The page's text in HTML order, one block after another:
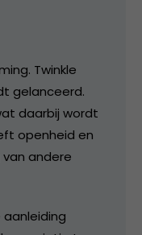
Twinkle
gelanceerd.
daarbij wordt
openheid en
andere
aanleiding